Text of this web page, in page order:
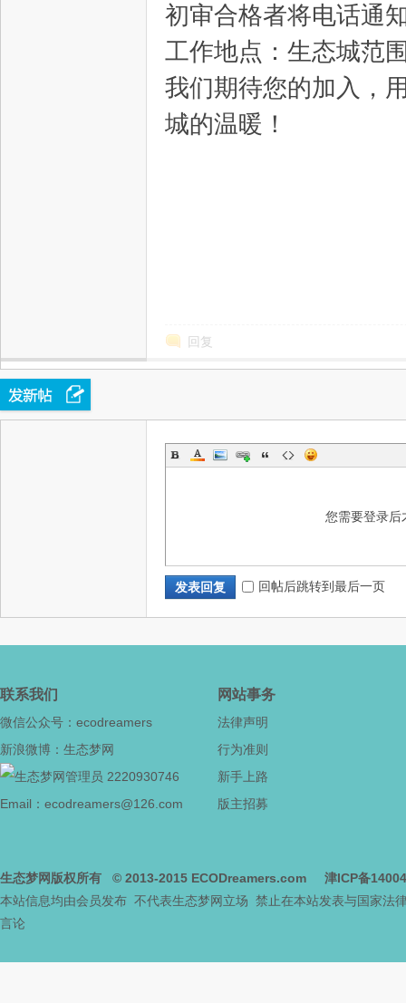
态
城
初审合格者将电话通
工作地点：生态城范
我们期待您的加入，
城的温暖！
回复
您需要登录
发表回复 回帖后跳转到最后一页
联系我们
微信公众号：ecodreamers
新浪微博：生态梦网
2220930746
Email：ecodreamers@126.com
网站事务
法律声明
行为准则
新手上路
版主招募
生态梦网版权所有 © 2013-2015 ECODreamers.com
津ICP备
本站信息均由会员发布 不代表生态梦网立场 禁止在本站发表与国家法
言论